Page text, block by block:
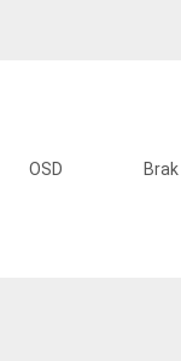
OSD Brak